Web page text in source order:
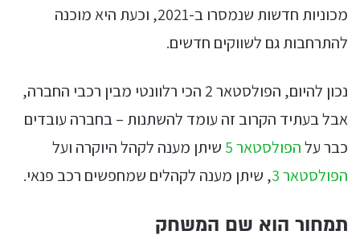
מכוניות חדשות שנמסרו ב-2021, וכעת היא מוכנה
להתרחבות גם לשווקים חדשים.
נכון להיום, הפולסטאר 2 הכי רלוונטי מבין רכבי החברה,
אבל בעתיד הקרוב זה עומד להשתנות – בחברה עובדים
כבר עלהפולסטאר 5
שיתן מענה לקהל היוקרה ועל
הפולסטאר 3 , שיתן מענה לקהלים שמחפשים רכב פנאי.
תמחור הוא שם המשחק